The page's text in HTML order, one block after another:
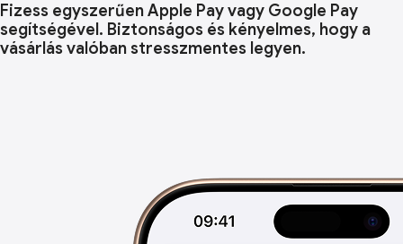
Fizess egyszerűen Apple Pay vagy Google Pay
segítségével. Biztonságos és kényelmes, hogy a
vásárlás valóban stresszmentes legyen.